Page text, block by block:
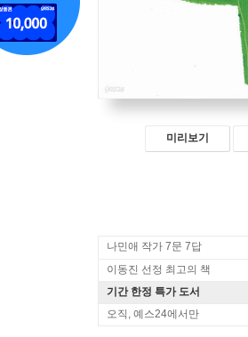
미리보기
나민애 작가 7문 7답
이동진 선정 최고의 책
기간 한정 특가 도서
오직, 예스24에서만